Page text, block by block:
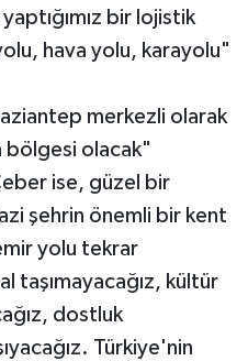
bir lojistik
hava yolu, karayolu"
merkezli olarak
bölgesi olacak"
ise, güzel bir
şehrin önemli bir kent
yolu tekrar
taşımayacağız, kültür
dostluk
Türkiye'nin